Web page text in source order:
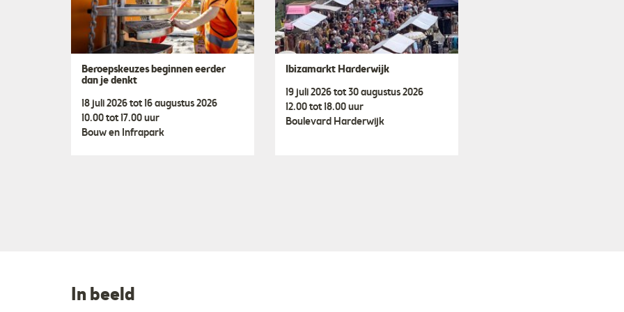
Beroepskeuzes beginnen eerder
dan je denkt
18 juli 2026 tot 16 augustus 2026
10.00 tot 17.00 uur
Bouw en Infrapark
Ibizamarkt Harderwijk
19 juli 2026 tot 30 augustus 2026
12.00 tot 18.00 uur
Boulevard Harderwijk
In beeld